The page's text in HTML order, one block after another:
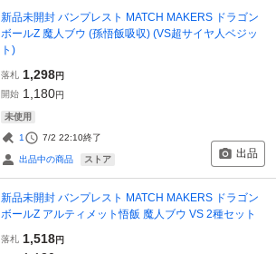
新品未開封 バンプレスト MATCH MAKERS ドラゴン
ボールZ 魔人ブウ (孫悟飯吸収) (VS超サイヤ人ベジッ
ト)
落札 1,298円
開始 1,180円
未使用
1 7/2 22:10終了
出品中の商品 ストア 出品
新品未開封 バンプレスト MATCH MAKERS ドラゴン
ボールZ アルティメット悟飯 魔人ブウ VS 2種セット
落札 1,518円